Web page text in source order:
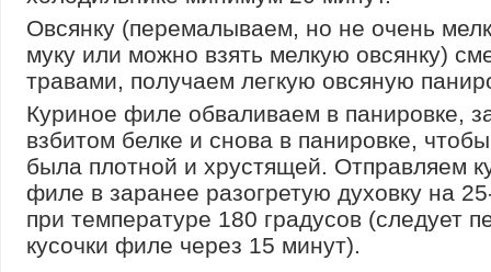
Овсянку (перемалываем, но не очень
муку или можно взять мелкую овсянку)
травами, получаем легкую овсяную
Куриное филе обваливаем в панировке,
взбитом белке и снова в панировке,
была плотной и хрустящей. Отправляем
филе в заранее разогретую духовку на
при температуре 180 градусов (следует
кусочки филе через 15 минут).